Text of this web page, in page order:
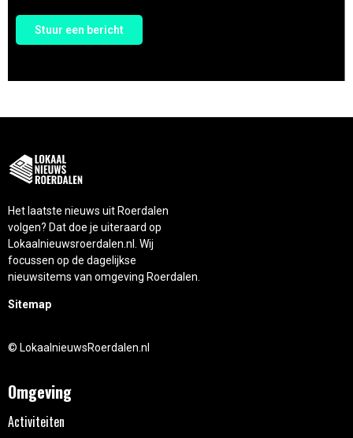
Stuur een bericht
Het laatste nieuws uit Roerdalen
volgen? Dat doe je uiteraard op
Lokaalnieuwsroerdalen.nl. Wij
focussen op de dagelijkse
nieuwsitems van omgeving Roerdalen.
Sitemap
© LokaalnieuwsRoerdalen.nl
Omgeving
Activiteiten